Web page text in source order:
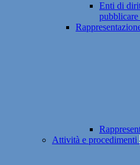
Enti di
Attività e procedimenti